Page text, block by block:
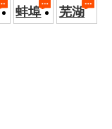
蚌埠 芜湖